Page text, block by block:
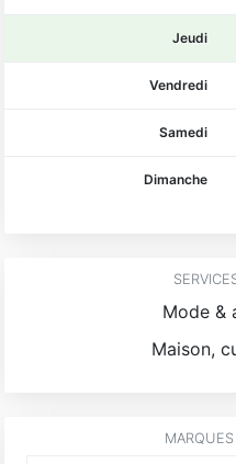
Jeudi
Vendredi
Samedi
Dimanche
Mode &
Maison,